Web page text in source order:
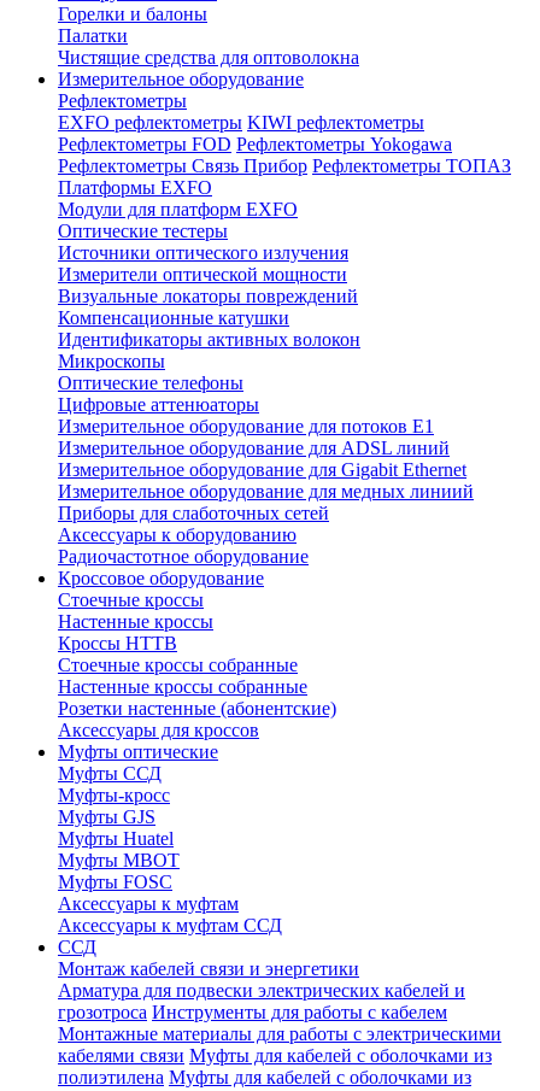
Горелки и балоны
Палатки
Чистящие средства для оптоволокна
Измерительное оборудование
Рефлектометры
EXFO рефлектометры KIWI рефлектометры
Рефлектометры FOD Рефлектометры Yokogawa
Рефлектометры Связь Прибор Рефлектометры ТОПАЗ
Платформы EXFO
Модули для платформ EXFO
Оптические тестеры
Источники оптического излучения
Измерители оптической мощности
Визуальные локаторы повреждений
Компенсационные катушки
Идентификаторы активных волокон
Микроскопы
Оптические телефоны
Цифровые аттенюаторы
Измерительное оборудование для потоков Е1
Измерительное оборудование для ADSL линий
Измерительное оборудование для Gigabit Ethernet
Измерительное оборудование для медных линиий
Приборы для слаботочных сетей
Аксессуары к оборудованию
Радиочастотное оборудование
Кроссовое оборудование
Стоечные кроссы
Настенные кроссы
Кроссы HTTB
Стоечные кроссы собранные
Настенные кроссы собранные
Розетки настенные (абонентские)
Аксессуары для кроссов
Муфты оптические
Муфты ССД
Муфты-кросс
Муфты GJS
Муфты Huatel
Муфты МВОТ
Муфты FOSC
Аксессуары к муфтам
Аксессуары к муфтам ССД
ССД
Монтаж кабелей связи и энергетики
Арматура для подвески электрических кабелей и
грозотроса Инструменты для работы с кабелем
Монтажные материалы для работы с электрическими
кабелями связи Муфты для кабелей с оболочками из
полиэтилена Муфты для кабелей с оболочками из